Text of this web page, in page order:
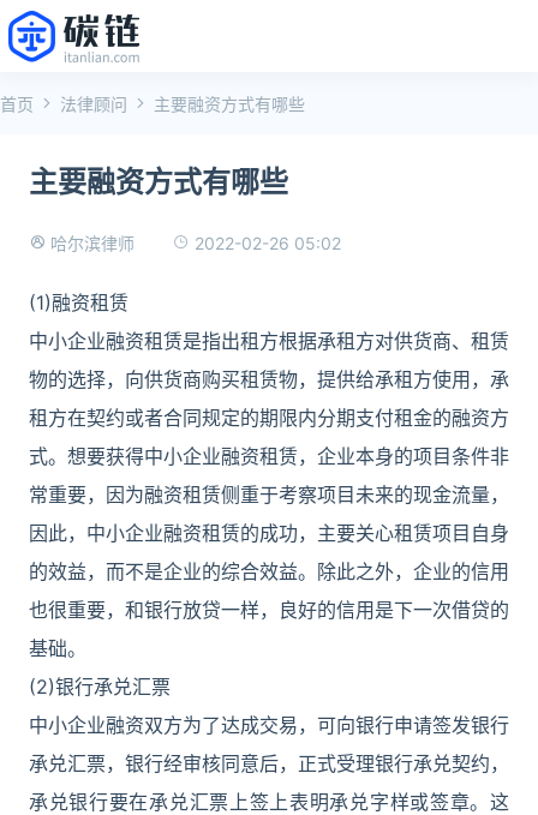
首页 法律顾问 主要融资方式有哪些
主要融资方式有哪些
哈尔滨律师 2022-02-26 05:02
(1)融资租赁
中小企业融资租赁是指出租方根据承租方对供货商、租赁
物的选择，向供货商购买租赁物，提供给承租方使用，承
租方在契约或者合同规定的期限内分期支付租金的融资方
式。想要获得中小企业融资租赁，企业本身的项目条件非
常重要，因为融资租赁侧重于考察项目未来的现金流量，
因此，中小企业融资租赁的成功，主要关心租赁项目自身
的效益，而不是企业的综合效益。除此之外，企业的信用
也很重要，和银行放贷一样，良好的信用是下一次借贷的
基础。
(2)银行承兑汇票
中小企业融资双方为了达成交易，可向银行申请签发银行
承兑汇票，银行经审核同意后，正式受理银行承兑契约，
承兑银行要在承兑汇票上签上表明承兑字样或签章。这